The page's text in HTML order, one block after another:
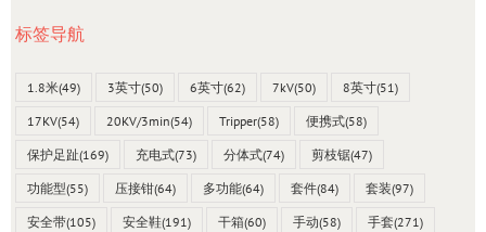
标签导航
1.8米(49) 3英寸(50) 6英寸(62) 7kV(50) 8英寸(51)
17KV(54) 20KV/3min(54) Tripper(58) 便携式(58)
保护足趾(169) 充电式(73) 分体式(74) 剪枝锯(47)
功能型(55) 压接钳(64) 多功能(64) 套件(84) 套装(97)
安全带(105) 安全鞋(191) 干箱(60) 手动(58) 手套(271)